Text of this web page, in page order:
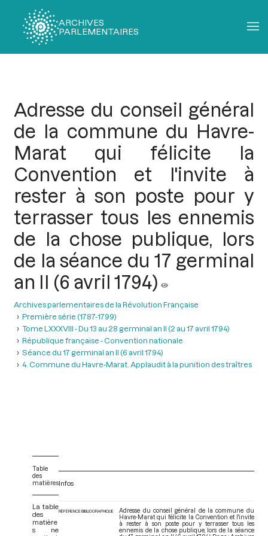
ARCHIVES
PARLEMENTAIRES
Adresse du conseil général
de la commune du Havre-
Marat qui félicite la
Convention et l'invite à
rester à son poste pour y
terrasser tous les ennemis
de la chose publique, lors
de la séance du 17 germinal
an II (6 avril 1794)
Archives parlementaires de la Révolution Française
Première série (1787-1799)
Tome LXXXVIII - Du 13 au 28 germinal an II (2 au 17 avril 1794)
République française - Convention nationale
Séance du 17 germinal an II (6 avril 1794)
4. Commune du Havre-Marat. Applaudit à la punition des traîtres
Table
des
matières
La table
des
matière
s ne
Infos
RÉFÉRENCE BIBLIOGRAPHIQUE
Adresse du conseil général de la commune du
Havre-Marat qui félicite la Convention et l'invite
à rester à son poste pour y terrasser tous les
ennemis de la chose publique, lors de la séance